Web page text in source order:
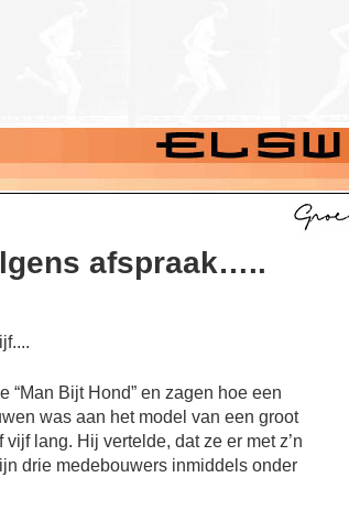
afspraak…..
Bijt Hond” en zagen hoe een
was aan het model van een groot
lang. Hij vertelde, dat ze er met z’n
drie medebouwers inmiddels onder